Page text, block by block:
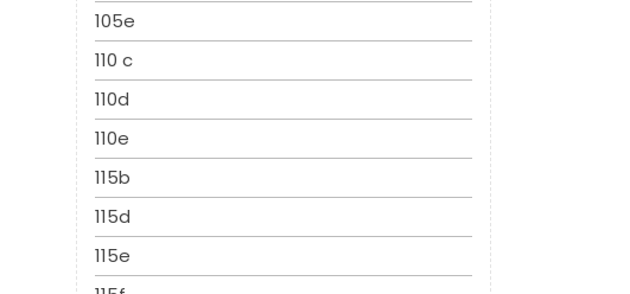
105e
110 c
110d
110e
115b
115d
115e